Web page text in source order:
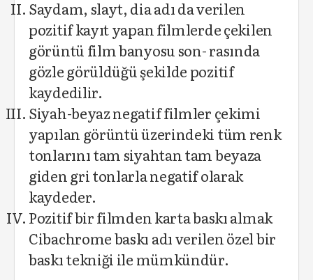
Saydam, slayt, dia adı da verilen
pozitif kayıt yapan filmlerde çekilen
görüntü film banyosu son- rasında
gözle görüldüğü şekilde pozitif
kaydedilir.
Siyah-beyaz negatif filmler çekimi
yapılan görüntü üzerindeki tüm renk
tonlarını tam siyahtan tam beyaza
giden gri tonlarla negatif olarak
kaydeder.
Pozitif bir filmden karta baskı almak
Cibachrome baskı adı verilen özel bir
baskı tekniği ile mümkündür.